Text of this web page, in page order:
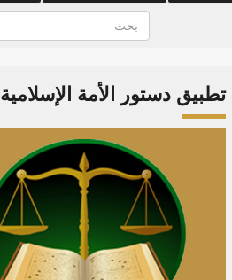
تطبيق دستور الأمة الإسلامية